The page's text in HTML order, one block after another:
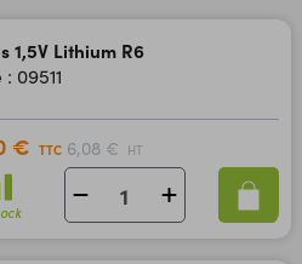
1,5V Lithium R6
09511
€ TTC 6,08 € HT